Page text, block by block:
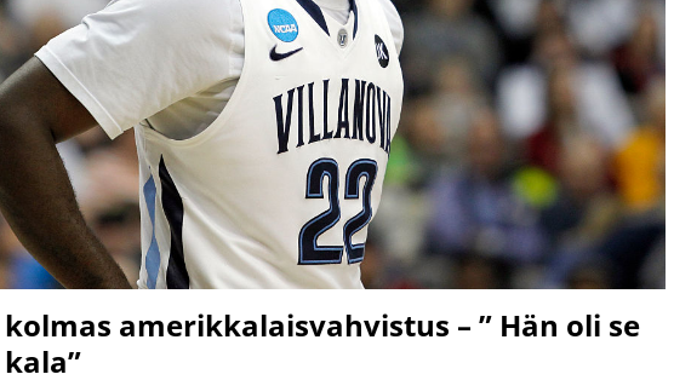
kolmas amerikkalaisvahvistus – ” Hän oli se